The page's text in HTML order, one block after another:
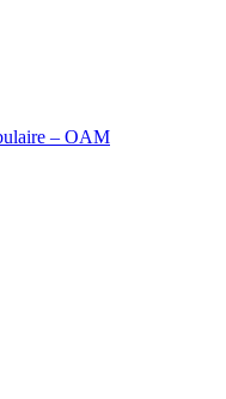
– OAM